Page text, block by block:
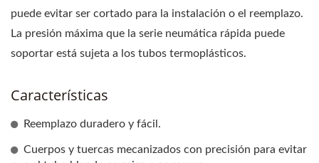
puede evitar ser cortado para la instalación o el reemplazo.
La presión máxima que la serie neumática rápida puede
soportar está sujeta a los tubos termoplásticos.
Características
Reemplazo duradero y fácil.
Cuerpos y tuercas mecanizados con precisión para evitar